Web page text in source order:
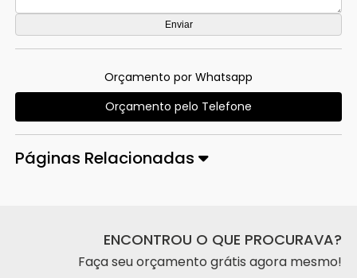
Orçamento por Whatsapp
Orçamento pelo Telefone
Páginas Relacionadas
ENCONTROU O QUE PROCURAVA?
Faça seu orçamento grátis agora mesmo!